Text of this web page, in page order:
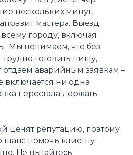
нескольких минут,
мастера. Выезд
городу, включая
Мы понимаем, что без
готовить пищу,
отдаем аварийным заявкам –
включается ни одна
перестала держать
ценят репутацию, поэтому
шанс помочь клиенту
Не пытайтесь